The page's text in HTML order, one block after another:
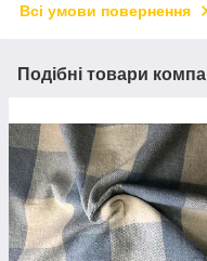
Всі умови повернення
Подібні товари